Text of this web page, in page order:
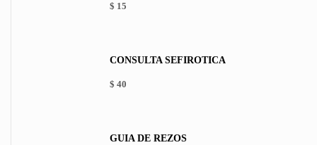
$ 15
multiple
The
be
CONSULTA SEFIRÓTICA
$ 40
GUÍA DE REZOS